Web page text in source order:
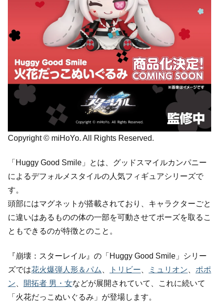
Copyright © miHoYo. All Rights Reserved.
「Huggy Good Smile」とは、グッドスマイルカンパニー
によるデフォルメスタイルの人気フィギュアシリーズで
す。
頭部にはマグネットが搭載されており、キャラクターごと
に違いはあるものの体の一部を可動させてポーズを取るこ
ともできるのが特徴とのこと。
『崩壊：スターレイル』の「Huggy Good Smile」シリー
ズでは花火爆弾人形＆パム トリビー ミュリオン
ポポ
ン
開拓者 男・女などが展開されていて、これに続いて
「火花だっこぬいぐるみ」が登場します。